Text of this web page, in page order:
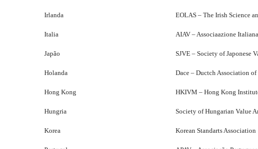
Irlanda EOLAS – The Irish Science
Italia AIAV – Associaazione
Japão SJVE – Society of Japonese
Holanda Dace – Ductch Association
Hong Kong HKIVM – Hong Kong
Hungria Society of Hungarian Value
Korea Korean Standarts Association